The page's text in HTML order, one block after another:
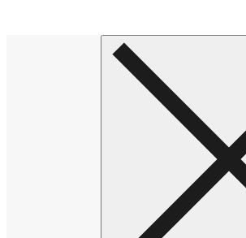
לתזמורות, למקהלות ולהרכבים קאמריים